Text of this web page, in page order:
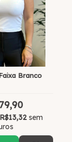
Branco
R$13,32sem